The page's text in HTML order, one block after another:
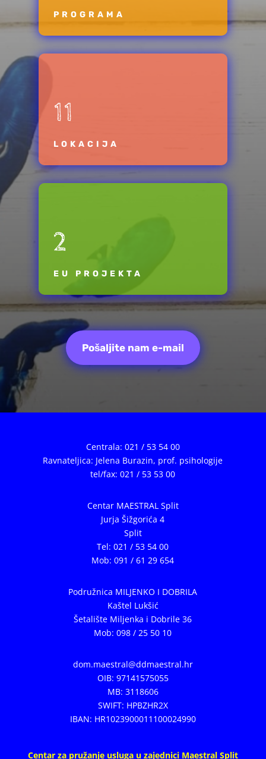
PROGRAMA
11
LOKACIJA
2
EU PROJEKTA
Pošaljite nam e-mail
Centrala: 021 / 53 54 00
Ravnateljica: Jelena Burazin, prof. psihologije
tel/fax: 021 / 53 53 00
Centar MAESTRAL Split
Jurja Šižgorića 4
Split
Tel: 021 / 53 54 00
Mob: 091 / 61 29 654
Podružnica MILJENKO I DOBRILA
Kaštel Lukšić
Šetalište Miljenka i Dobrile 36
Mob: 098 / 25 50 10
dom.maestral@ddmaestral.hr
OIB: 97141575055
MB: 3118606
SWIFT: HPBZHR2X
IBAN: HR1023900011100024990
Centar za pružanje usluga u zajednici Maestral Split